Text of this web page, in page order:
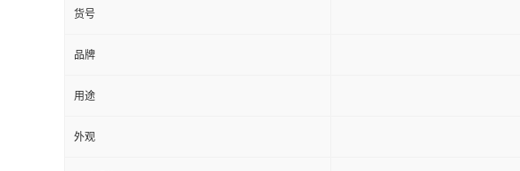
货号
品牌
用途
外观